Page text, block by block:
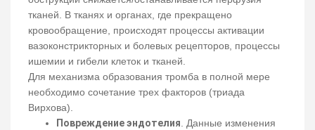
тканей. В тканях и органах, где прекращено
кровообращение, происходят процессы активации
вазоконстрикторных и болевых рецепторов, процессы
ишемии и гибели клеток и тканей.
Для механизма образования тромба в полной мере
необходимо сочетание трех факторов (триада
Вирхова).
Повреждение эндотелия. Данные изменения